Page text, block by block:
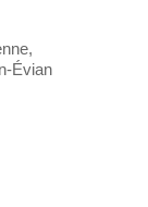
Évian